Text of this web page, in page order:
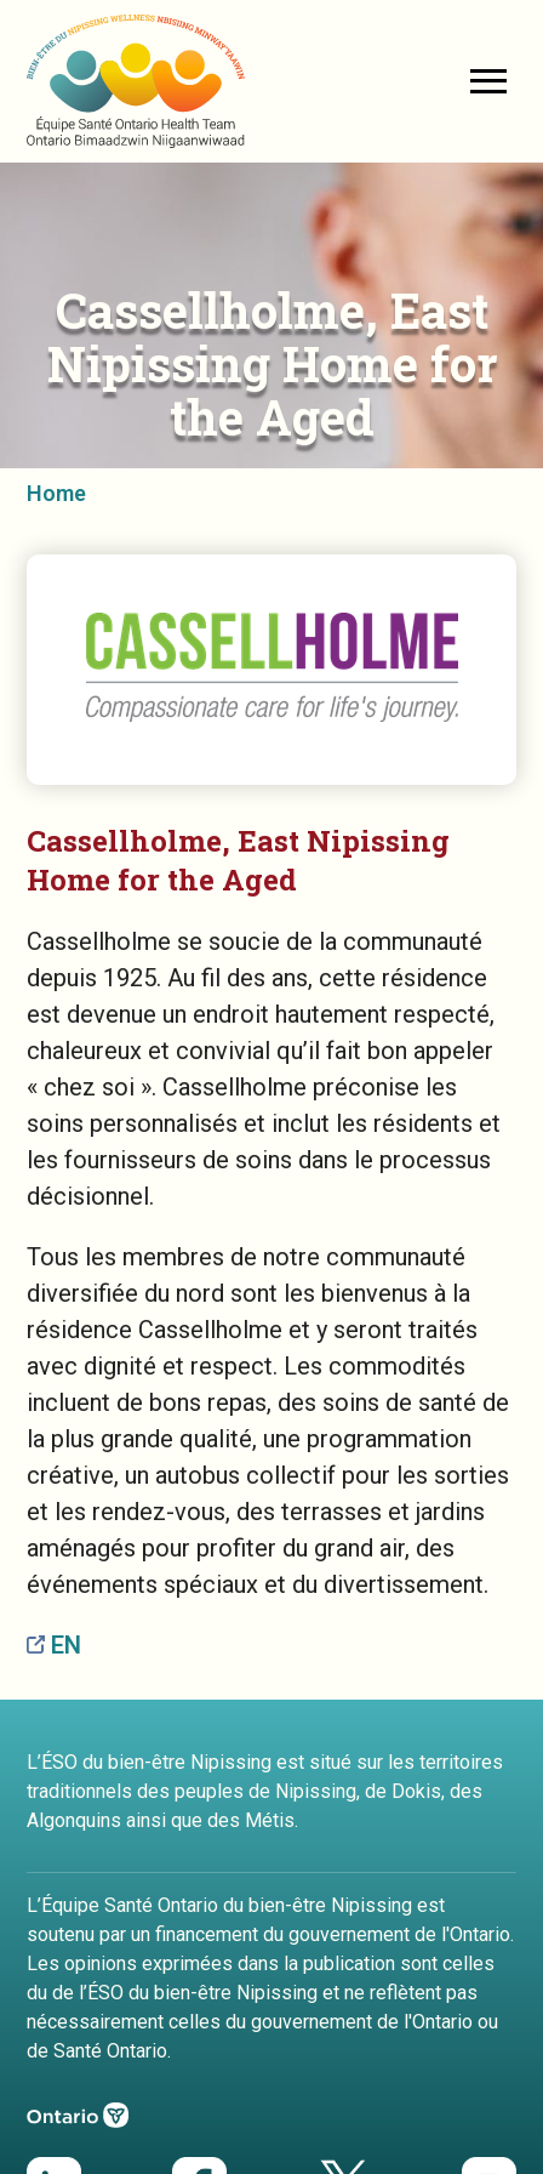
Cassellholme, East
Nipissing Home for
the Aged
Home
Cassellholme, East Nipissing
Home for the Aged
Cassellholme se soucie de la communauté
depuis 1925. Au fil des ans, cette résidence
est devenue un endroit hautement respecté,
chaleureux et convivial qu’il fait bon appeler
« chez soi ». Cassellholme préconise les
soins personnalisés et inclut les résidents et
les fournisseurs de soins dans le processus
décisionnel.
Tous les membres de notre communauté
diversifiée du nord sont les bienvenus à la
résidence Cassellholme et y seront traités
avec dignité et respect. Les commodités
incluent de bons repas, des soins de santé de
la plus grande qualité, une programmation
créative, un autobus collectif pour les sorties
et les rendez-vous, des terrasses et jardins
aménagés pour profiter du grand air, des
événements spéciaux et du divertissement.
EN
L’ÉSO du bien-être Nipissing est situé sur les territoires
traditionnels des peuples de Nipissing, de Dokis, des
Algonquins ainsi que des Métis.
L’Équipe Santé Ontario du bien-être Nipissing est
soutenu par un financement du gouvernement de l'Ontario.
Les opinions exprimées dans la publication sont celles
du de l’ÉSO du bien-être Nipissing et ne reflètent pas
nécessairement celles du gouvernement de l'Ontario ou
de Santé Ontario.